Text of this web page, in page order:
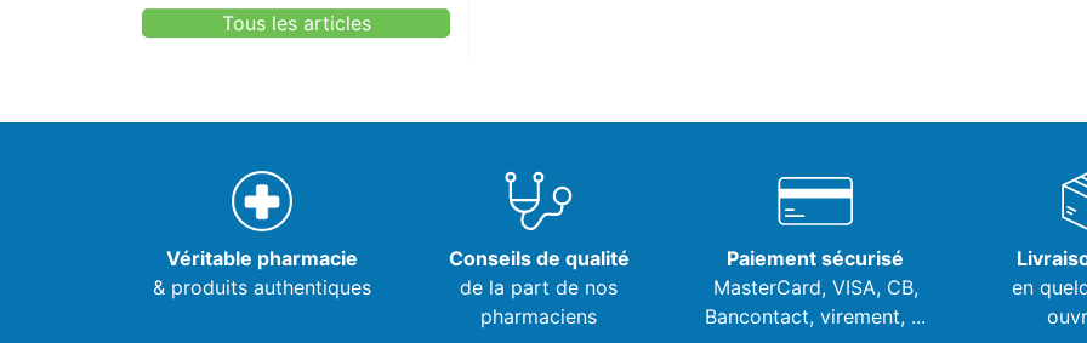
Tous les articles
Véritable pharmacie
& produits authentiques
Conseils de qualité
de la part de nos
pharmaciens
Paiement sécurisé
MasterCard, VISA, CB,
Bancontact, virement, ...
en